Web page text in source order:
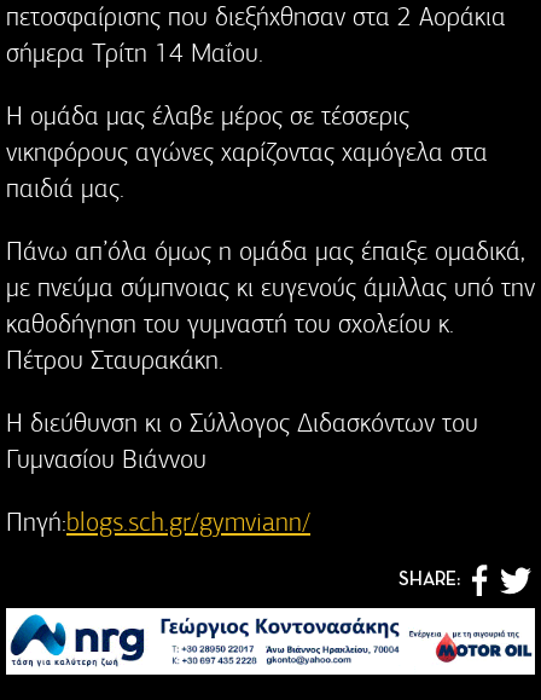
πετοσφαίρισης που διεξήχθησαν στα 2 Αοράκια
σήμερα Τρίτη 14 Μαΐου.
Η ομάδα μας έλαβε μέρος σε τέσσερις
νικηφόρους αγώνες χαρίζοντας χαμόγελα στα
παιδιά μας.
Πάνω απ’όλα όμως η ομάδα μας έπαιξε ομαδικά,
με πνεύμα σύμπνοιας κι ευγενούς άμιλλας υπό την
καθοδήγηση του γυμναστή του σχολείου κ.
Πέτρου Σταυρακάκη.
Η διεύθυνση κι ο Σύλλογος Διδασκόντων του
Γυμνασίου Βιάννου
Πηγή:blogs.sch.gr/gymviann/
SHARE: